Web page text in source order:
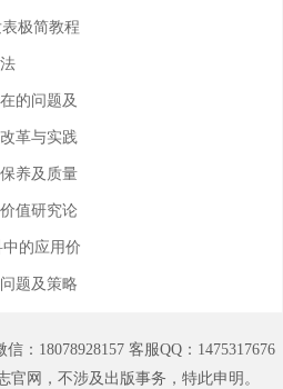
极简教程
的问题及
革与实践
养及质量
值研究论
的应用价
题及策略
：18078928157 客服QQ：1475317676
官网，不涉及出版事务，特此申明。